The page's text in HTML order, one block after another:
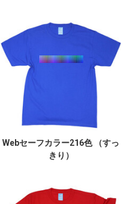
Webセーフカラー216色 （すっ
きり）